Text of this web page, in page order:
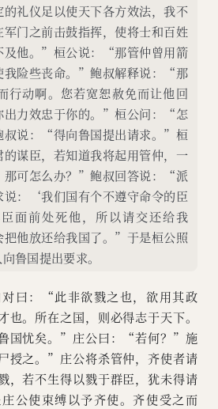
礼仪足以使天下各方效法，我不
门之前击鼓指挥，使将士和百姓
及他。”桓公说：“那管仲曾用箭
我险些丧命。”鲍叔解释说：“那
行动啊。您若宽恕赦免而让他回
出力效忠于你的。”桓公问：“怎
说：“得向鲁国提出请求。”桓
谋臣，若知道我将起用管仲，一
那可怎么办？”鲍叔回答说：“派
说：‘我们国有个不遵守命令的臣
面前处死他，所以请交还给我
他放还给我国了。”于是桓公照
鲁国提出要求。
曰：“此非欲戮之也，欲用其政
也。所在之国，则必得志于天下。
国忧矣。”庄公曰：“若何？”施
授之。”庄公将杀管仲，齐使者请
，若不生得以戮于群臣，犹未得请
公使束缚以予齐使。齐使受之而